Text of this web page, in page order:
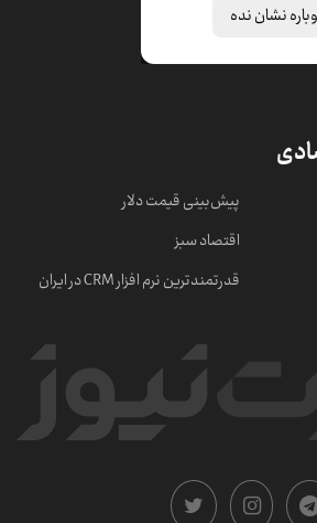
نشان نده
پیش‌بینی قیمت دلار
اقتصاد سبز
قدرتمندترین نرم‌ افزار CRM در ایران